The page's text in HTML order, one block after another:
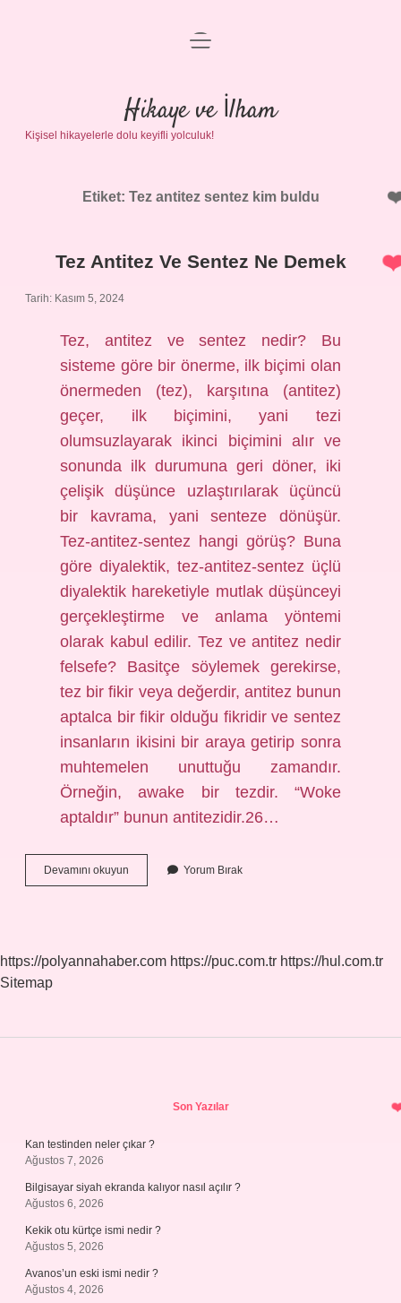
Anasayfa
Gizlilik Politikası
Yasal Uyarı
menüyü
Hikaye ve İlham
Kişisel hikayelerle dolu keyifli yolculuk!
Etiket: Tez antitez sentez kim buldu
Tez Antitez Ve Sentez Ne Demek
Tarih: Kasım 5, 2024
Tez, antitez ve sentez nedir? Bu
sisteme göre bir önerme, ilk biçimi olan
önermeden (tez), karşıtına (antitez)
geçer, ilk biçimini, yani tezi
olumsuzlayarak ikinci biçimini alır ve
sonunda ilk durumuna geri döner, iki
çelişik düşünce uzlaştırılarak üçüncü
bir kavrama, yani senteze dönüşür.
Tez-antitez-sentez hangi görüş? Buna
göre diyalektik, tez-antitez-sentez üçlü
diyalektik hareketiyle mutlak düşünceyi
gerçekleştirme ve anlama yöntemi
olarak kabul edilir. Tez ve antitez nedir
felsefe? Basitçe söylemek gerekirse,
tez bir fikir veya değerdir, antitez bunun
aptalca bir fikir olduğu fikridir ve sentez
insanların ikisini bir araya getirip sonra
muhtemelen unuttuğu zamandır.
Örneğin, awake bir tezdir. “Woke
aptaldır” bunun antitezidir.26…
Devamını okuyun
Antitez
Yorum Bırak
https://polyannahaber.com https://puc.com.tr https://hul.com.tr
Sitemap
Son Yazılar
Kan testinden neler çıkar ?
Ağustos 7, 2026
Bilgisayar siyah ekranda kalıyor nasıl açılır ?
Ağustos 6, 2026
Kekik otu kürtçe ismi nedir ?
Ağustos 5, 2026
Avanos’un eski ismi nedir ?
Ağustos 4, 2026